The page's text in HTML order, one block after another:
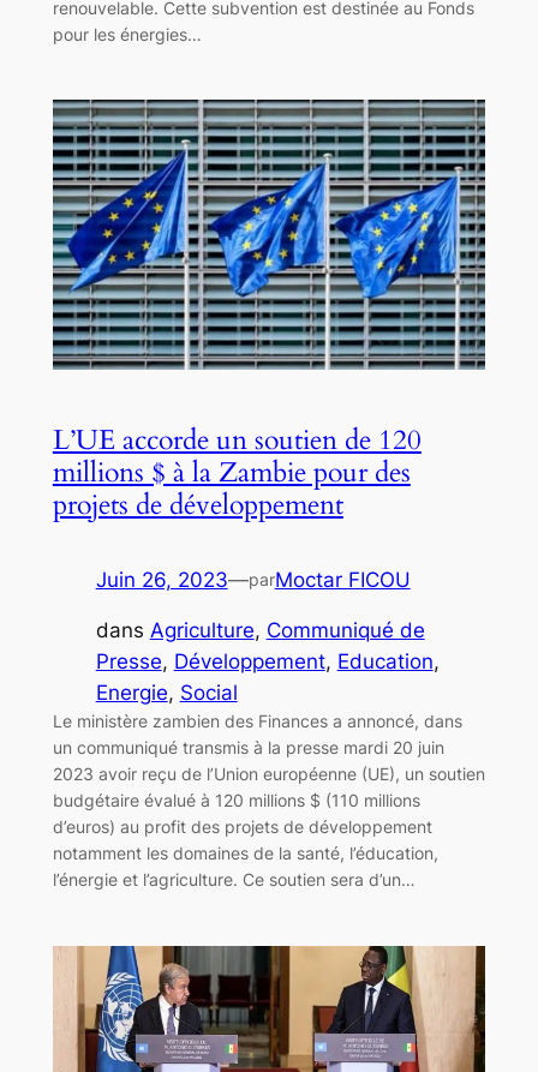
renouvelable. Cette subvention est destinée au Fonds
pour les énergies…
L’UE accorde un soutien de 120
millions $ à la Zambie pour des
projets de développement
Juin 26, 2023—parMoctar FICOU
dans Agriculture, Communiqué de
Presse, Développement, Education
Energie, Social
Le ministère zambien des Finances a annoncé, dans
un communiqué transmis à la presse mardi 20 juin
2023 avoir reçu de l’Union européenne (UE), un soutien
budgétaire évalué à 120 millions $ (110 millions
d’euros) au profit des projets de développement
notamment les domaines de la santé, l’éducation,
l’énergie et l’agriculture. Ce soutien sera d’un…